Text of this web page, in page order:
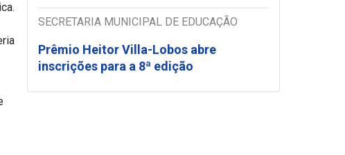
SECRETARIA MUNICIPAL DE EDUCAÇÃO
Prêmio Heitor Villa-Lobos abre
inscrições para a 8ª edição